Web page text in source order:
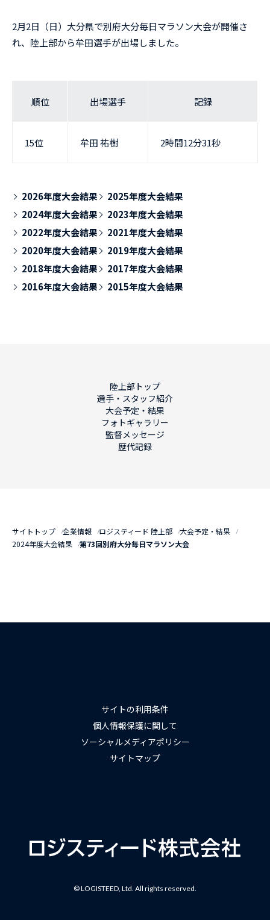
2月2日（日）大分県で別府大分毎日マラソン大会が開催さ
れ、陸上部から牟田選手が出場しました。
順位 出場選手 記録
15位 牟田 祐樹 2時間12分31秒
2026年度大会結果
2025年度大会結果
2024年度大会結果
2023年度大会結果
2022年度大会結果
2021年度大会結果
2020年度大会結果
2019年度大会結果
2018年度大会結果
2017年度大会結果
2016年度大会結果
2015年度大会結果
陸上部トップ
選手・スタッフ紹介
大会予定・結果
フォトギャラリー
監督メッセージ
歴代記録
サイトトップ 企業情報 ロジスティード 陸上部
大会予定・結果
2024年度大会結果
第73回別府大分毎日マラソン大会
サイトの利用条件
個人情報保護に関して
ソーシャルメディアポリシー
サイトマップ
© LOGISTEED, Ltd. All rights reserved.